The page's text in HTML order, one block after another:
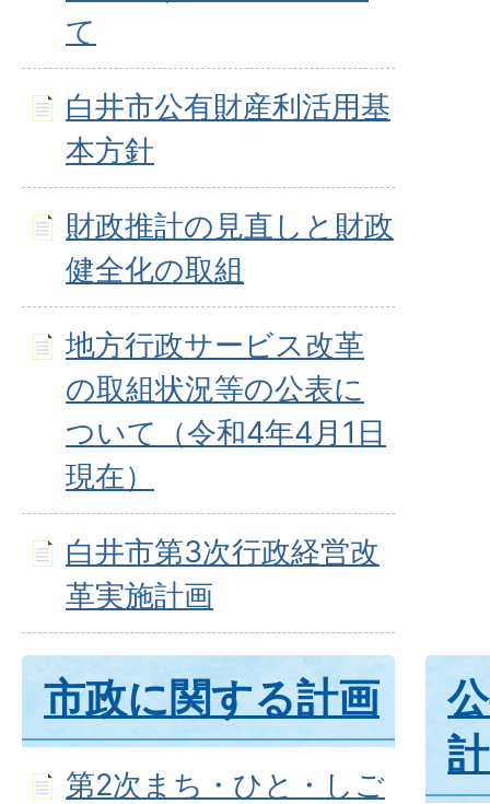
て
白井市公有財産利活用基
本方針
財政推計の見直しと財政
健全化の取組
地方行政サービス改革
の取組状況等の公表に
ついて（令和4年4月1日
現在）
白井市第3次行政経営改
革実施計画
市政に関する計画
第2次まち・ひと・しご